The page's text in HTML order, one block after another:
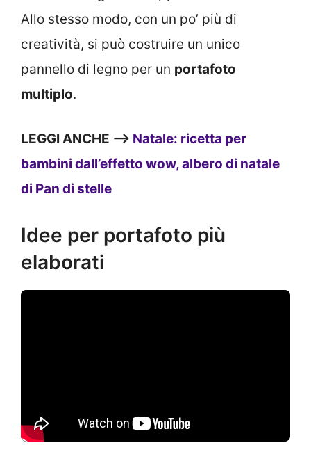
Allo stesso modo, con un po’ più di
creatività, si può costruire un unico
pannello di legno per un portafoto
multiplo.
LEGGI ANCHE —> Natale: ricetta per
bambini dall’effetto wow, albero di natale
di Pan di stelle
Idee per portafoto più
elaborati